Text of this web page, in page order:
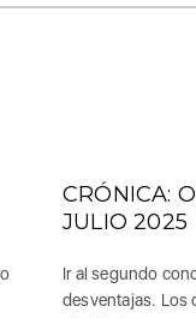
CRÓNICA:
JULIO 2025
Ir al segundo
desventajas. Los